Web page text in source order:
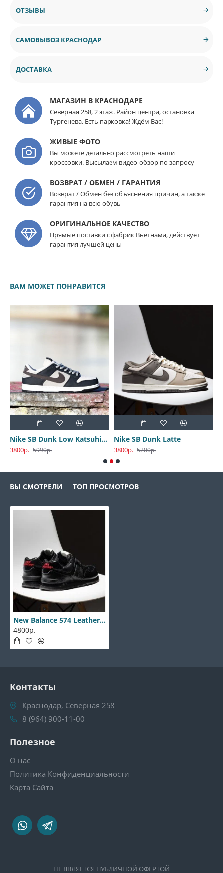
ОТЗЫВЫ
САМОВЫВОЗ КРАСНОДАР
ДОСТАВКА
МАГАЗИН В КРАСНОДАРЕ
Северная 258, 2 этаж. Район центра, остановка
Тургенева. Есть парковка! Ждём Вас!
ЖИВЫЕ ФОТО
Вы можете детально рассмотреть наши
кроссовки. Высылаем видео-обзор по запросу
ВОЗВРАТ / ОБМЕН / ГАРАНТИЯ
Возврат / Обмен без объяснения причин, а также
гарантия на всю обувь
ОРИГИНАЛЬНОЕ КАЧЕСТВО
Прямые поставки с фабрик Вьетнама, действует
гарантия лучшей цены
ВАМ МОЖЕТ ПОНРАВИТСЯ
Nike SB Dunk Low Katsuhiro Otomo
3800р. 5990р.
Nike SB Dunk Latte
3800р. 5200р.
ВЫ СМОТРЕЛИ ТОП ПРОСМОТРОВ
New Balance 574 Leather Red
4800р.
Контакты
Краснодар, Северная 258
8 (964) 900-11-00
Полезное
О нас
Политика Конфиденциальности
Карта Сайта
НЕ ЯВЛЯЕТСЯ ПУБЛИЧНОЙ ОФЕРТОЙ